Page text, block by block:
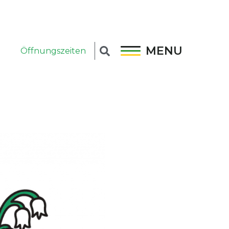
Öffnungszeiten MENU